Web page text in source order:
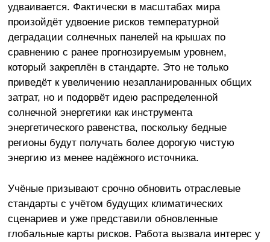
удваивается. Фактически в масштабах мира
произойдёт удвоение рисков температурной
деградации солнечных панелей на крышах по
сравнению с ранее прогнозируемым уровнем,
который закреплён в стандарте. Это не только
приведёт к увеличению незапланированных общих
затрат, но и подорвёт идею распределенной
солнечной энергетики как инструмента
энергетического равенства, поскольку бедные
регионы будут получать более дорогую чистую
энергию из менее надёжного источника.
Учёные призывают срочно обновить отраслевые
стандарты с учётом будущих климатических
сценариев и уже представили обновленные
глобальные карты рисков. Работа вызвала интерес у